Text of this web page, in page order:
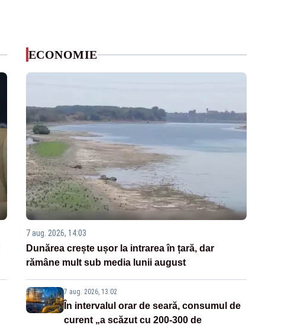
ECONOMIE
7 aug. 2026, 14:03
Dunărea crește ușor la intrarea în țară, dar
rămâne mult sub media lunii august
7 aug. 2026, 13:02
În intervalul orar de seară, consumul de
curent „a scăzut cu 200-300 de